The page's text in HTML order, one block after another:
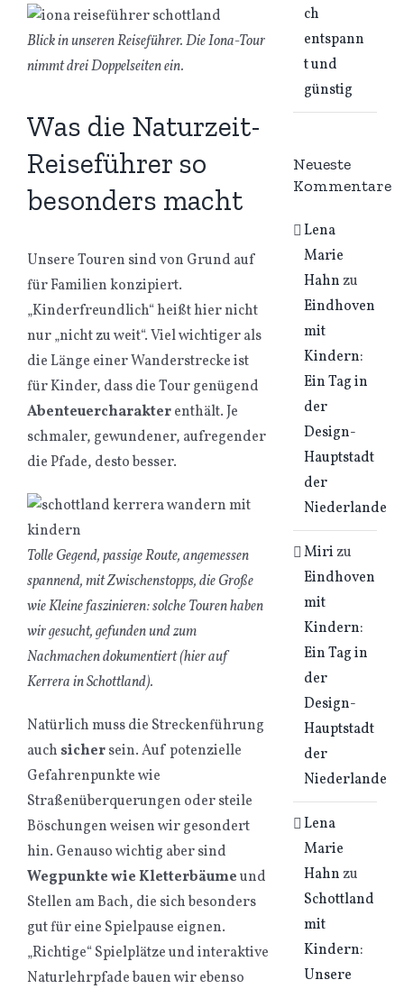
Blick in unseren Reiseführer. Die Iona-Tour
nimmt drei Doppelseiten ein.
Was die Naturzeit-
Reiseführer so
besonders macht
Unsere Touren sind von Grund auf
für Familien konzipiert.
„Kinderfreundlich“ heißt hier nicht
nur „nicht zu weit“. Viel wichtiger als
die Länge einer Wanderstrecke ist
für Kinder, dass die Tour genügend
Abenteuercharakterenthält. Je
schmaler, gewundener, aufregender
die Pfade, desto besser.
Tolle Gegend, passige Route, angemessen
spannend, mit Zwischenstopps, die Große
wie Kleine faszinieren: solche Touren haben
wir gesucht, gefunden und zum
Nachmachen dokumentiert (hier auf
Kerrera in Schottland).
Natürlich muss die Streckenführung
auch sichersein. Auf potenzielle
Gefahrenpunkte wie
Straßenüberquerungen oder steile
Böschungen weisen wir gesondert
hin. Genauso wichtig aber sind
Wegpunkte wie Kletterbäumeund
Stellen am Bach, die sich besonders
gut für eine Spielpause eignen.
„Richtige“ Spielplätze und interaktive
Naturlehrpfade bauen wir ebenso
ch
entspann
t und
günstig
Neueste
Kommentare
Lena
Marie
Hahnzu
Eindhoven
mit
Kindern:
Ein Tag in
der
Design-
Hauptstadt
der
Niederlande
Mirizu
Eindhoven
mit
Kindern:
Ein Tag in
der
Design-
Hauptstadt
der
Niederlande
Lena
Marie
Hahnzu
Schottland
mit
Kindern:
Unsere